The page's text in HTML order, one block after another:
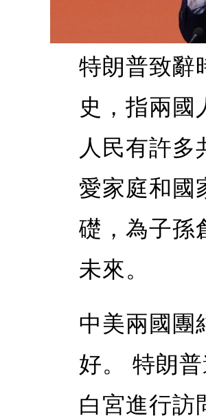
特朗普致辭
史，指兩國
人民有許
愛家庭和國
礎，為子孫
未來。
中美兩國團
好。 特朗
白宮進行訪